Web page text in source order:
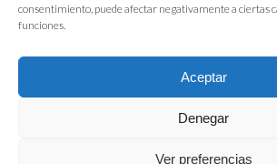
consentimiento, puede afectar negativamente a ciertas
funciones.
Aceptar
Denegar
Ver preferencias
FIAB Federación Española de Industrias de la